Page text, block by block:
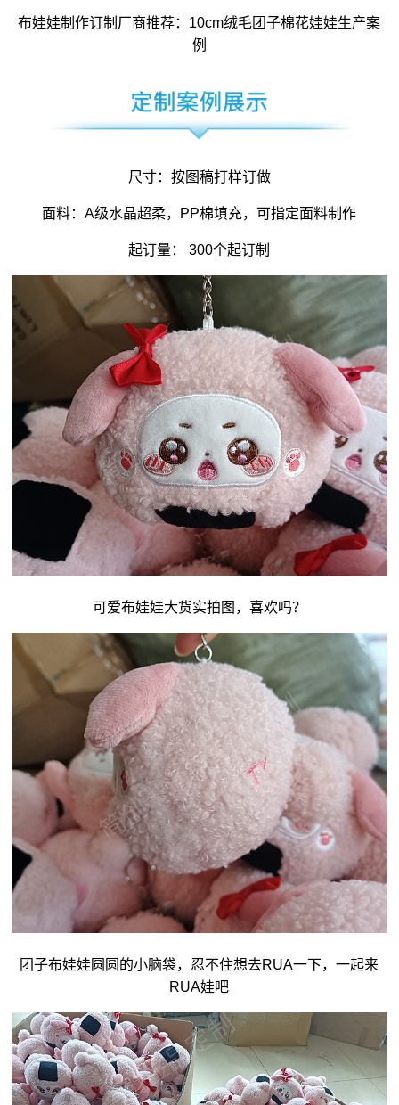
布娃娃制作订制厂商推荐：10cm绒毛团子棉花娃娃生产案
例
尺寸：按图稿打样订做
面料：A级水晶超柔，PP棉填充，可指定面料制作
起订量： 300个起订制
可爱布娃娃大货实拍图，喜欢吗？
团子布娃娃 圆圆的小脑袋，忍不住想去RUA一下，一起来
RUA娃吧